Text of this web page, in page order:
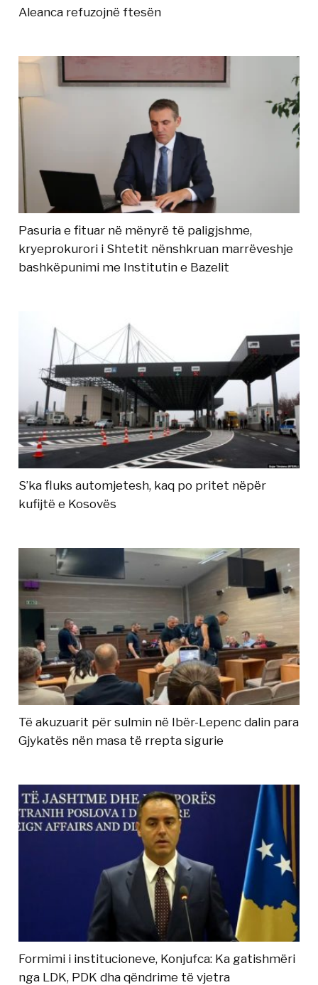
Aleanca refuzojnë ftesën
Pasuria e fituar në mënyrë të paligjshme,
kryeprokurori i Shtetit nënshkruan marrëveshje
bashkëpunimi me Institutin e Bazelit
S’ka fluks automjetesh, kaq po pritet nëpër
kufijtë e Kosovës
Të akuzuarit për sulmin në Ibër-Lepenc dalin para
Gjykatës nën masa të rrepta sigurie
Formimi i institucioneve, Konjufca: Ka gatishmëri
nga LDK, PDK dha qëndrime të vjetra